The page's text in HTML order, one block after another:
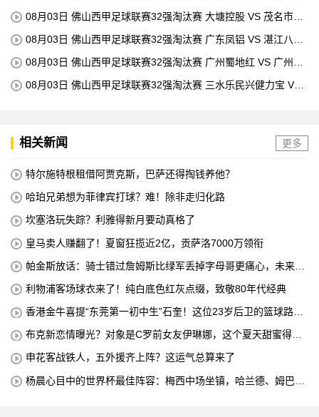
08月03日 佛山西甲足球联赛32强淘汰赛 大塘控股 VS 茂名市点
08月03日 佛山西甲足球联赛32强淘汰赛 广东凤铝 VS 湛江八部
08月03日 佛山西甲足球联赛32强淘汰赛 广州蜀地红 VS 广州戴
08月03日 佛山西甲足球联赛32强淘汰赛 三水乐民兴健力宝 VS
相关新闻 更多
特尔施特根租借阿贾克斯，巴萨还得掏钱养他？
哈珀兄弟想为菲律宾打球？难！除非走归化路
坎塞洛玩失踪？利雅得新月要动真格了
皇马卖人赚翻了！夏窗狂揽近2亿，贡萨洛7000万领衔
帕金斯放话：骑士错过詹姆斯比绿军丢掉字母哥更痛心，未来十
利物浦客场球衣来了！纯白底色红灰点缀，致敬80年代经典
香港金牛喜提“东莞第一初中生”石奎！这位23岁后卫的篮球路，
布克新恋情曝光？对象是C罗前女友伊琳娜，这个夏天甜蜜得有
申花客战铁人，五外援齐上阵？这运气总算来了
杨晨心目中的世界杯最佳阵容：梅西中场坐镇，哈兰德、姆巴